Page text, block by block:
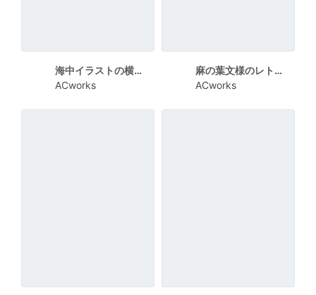
海中イラストの横書き暑中見舞い
ACworks
麻の葉文様のレトロな横書き暑中見舞い
ACworks